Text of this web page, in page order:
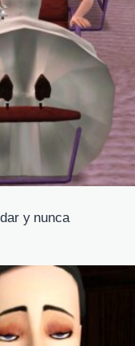
y nunca